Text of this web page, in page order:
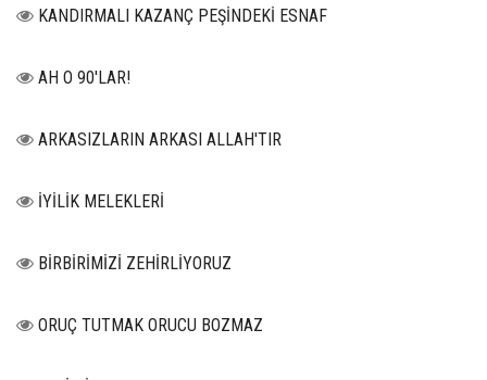
KANDIRMALI KAZANÇ PEŞİNDEKİ ESNAF
AH O 90'LAR!
ARKASIZLARIN ARKASI ALLAH'TIR
İYİLİK MELEKLERİ
BİRBİRİMİZİ ZEHİRLİYORUZ
ORUÇ TUTMAK ORUCU BOZMAZ